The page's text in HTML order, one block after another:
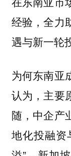
经验，全力
遇与新一轮
为何东南亚
认为，主要
随，中企产
地化投融资